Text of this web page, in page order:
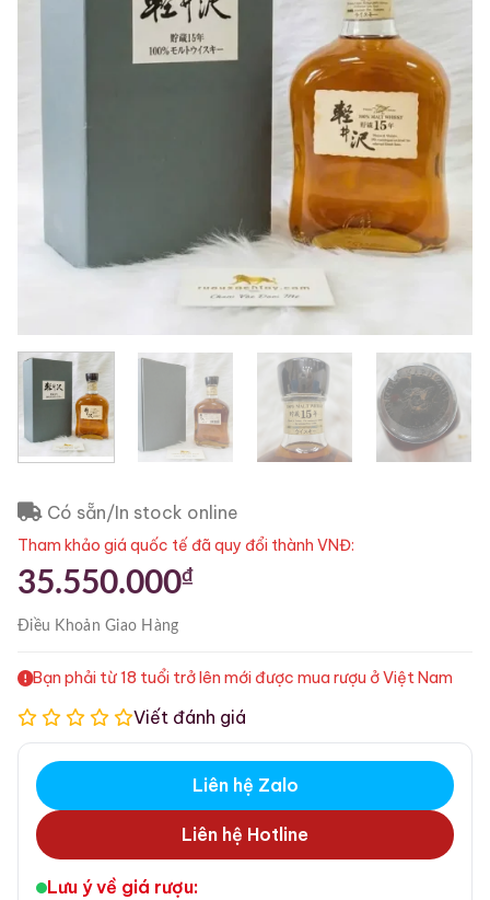
Có sẵn/In stock online
Tham khảo giá quốc tế đã quy đổi thành VNĐ:
35.550.000₫
Điều KhoảnGiao Hàng
Bạn phải từ 18 tuổi trở lên mới được mua rượu ở Việt Nam
Viết đánh giá
Liên hệ Zalo
Liên hệ Hotline
Lưu ý về giá rượu: